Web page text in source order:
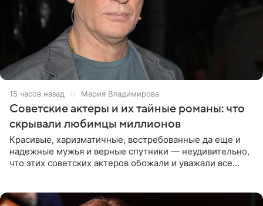
15 часов назад Мария Владимирова
Советские актеры и их тайные романы: что
скрывали любимцы миллионов
Красивые, харизматичные, востребованные да еще и
надежные мужья и верные спутники — неудивительно,
что этих советских актеров обожали и уважали все